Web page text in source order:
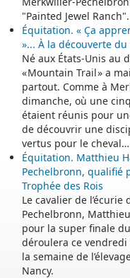
"Painted Jewel Ranch".
Équitation. « Ça
»... À la découverte du
Né aux États-Unis au
« Mountain Trail » a
partout. Comme à
dimanche, où une
étaient réunis pour
de découvrir une
vertus pour le
Équitation. Matthieu
Pechelbronn, qualifié
Trophée des Rois
Le cavalier de
Pechelbronn,
pour la super finale
déroulera ce vendredi
la semaine de
Nancy.